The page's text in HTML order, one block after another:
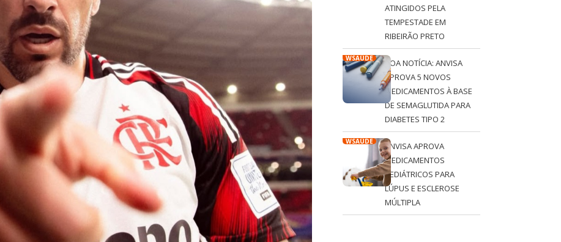
ATINGIDOS PELA
TEMPESTADE EM
RIBEIRÃO PRETO
WSAÚDE
BOA NOTÍCIA: ANVISA
APROVA 5 NOVOS
MEDICAMENTOS À BASE
DE SEMAGLUTIDA PARA
DIABETES TIPO 2
WSAÚDE
ANVISA APROVA
MEDICAMENTOS
PEDIÁTRICOS PARA
LÚPUS E ESCLEROSE
MÚLTIPLA